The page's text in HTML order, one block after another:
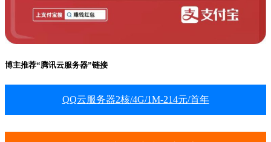
博主推荐“腾讯云服务器”链接
QQ云服务器2核/4G/1M-214元/首年